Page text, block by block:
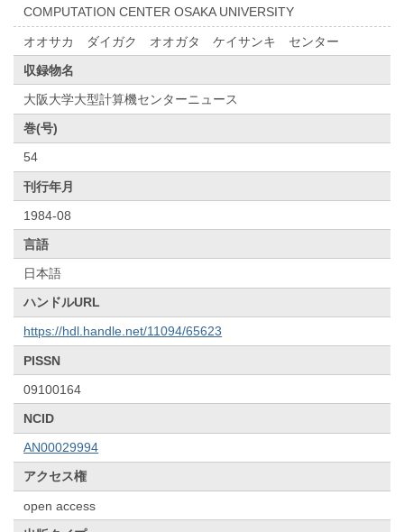
COMPUTATION CENTER OSAKA UNIVERSITY
オオサカ ダイガク オオガタ ケイサンキ センター
収録物名
大阪大学大型計算機センターニュース
巻(号)
54
刊行年月
1984-08
言語
日本語
ハンドルURL
https://hdl.handle.net/11094/65623
PISSN
09100164
NCID
AN00029994
アクセス権
open access